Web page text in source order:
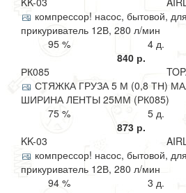
компрессор! насос, бытовой,
прикуриватель 12В, 280 л/мин
95 %
4 д.
840 р.
РК085
СТЯЖКА ГРУЗА 5 М (0,8 ТН)
ШИРИНА ЛЕНТЫ 25ММ (РК085)
75 %
5 д.
873 р.
KK-03
компрессор! насос, бытовой,
прикуриватель 12В, 280 л/мин
94 %
3 д.